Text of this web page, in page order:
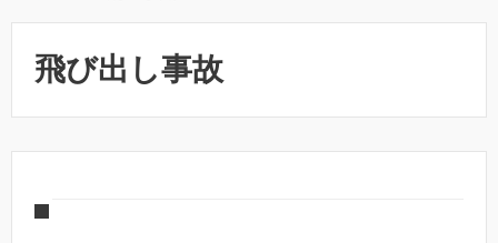
飛び出し事故